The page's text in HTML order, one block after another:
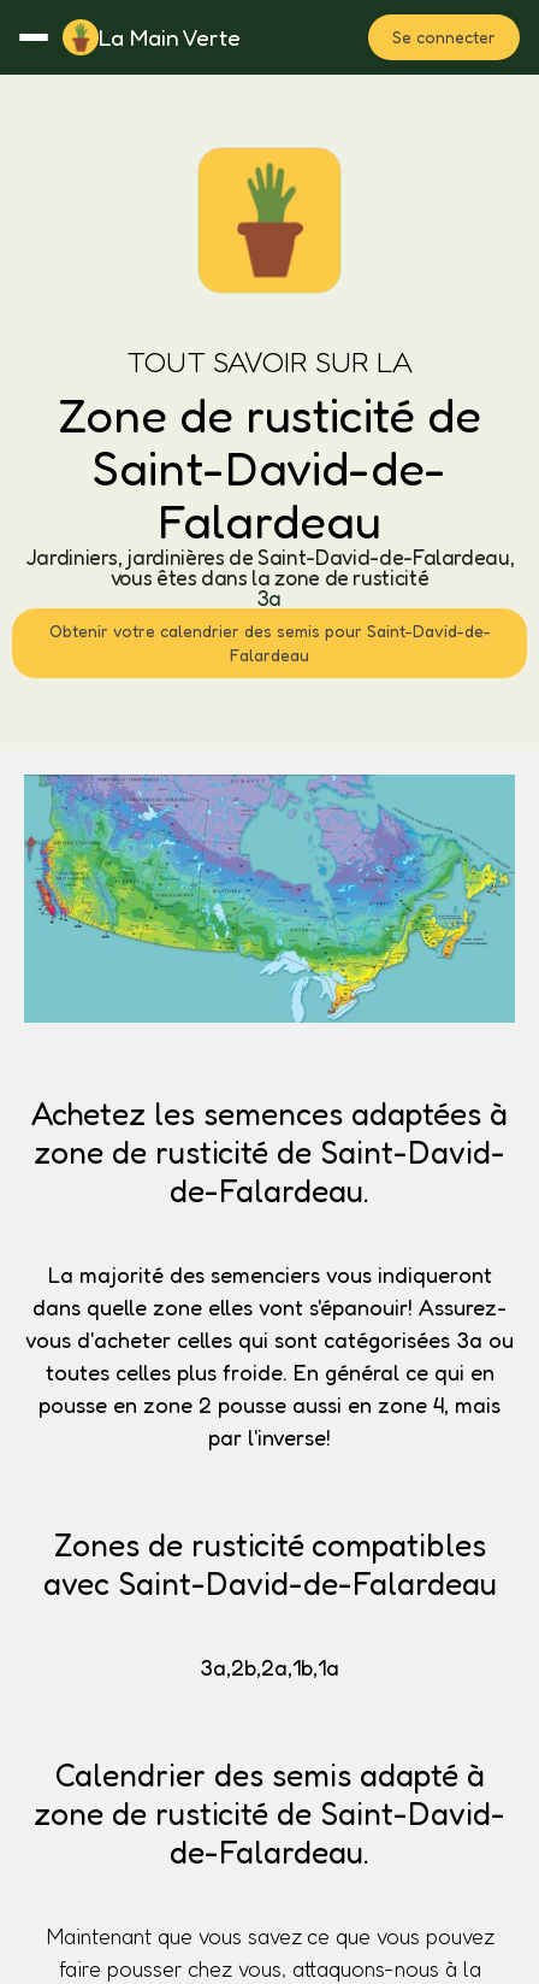
La Main Verte Se connecter
Notes Fertilisation
TOUT SAVOIR SUR LA
Zone de rusticité de
Saint-David-de-
Falardeau
Jardiniers, jardinières de Saint-David-de-Falardeau,
vous êtes dans la zone de rusticité
3a
Obtenir votre calendrier des semis pour Saint-David-de-
Falardeau
Achetez les semences adaptées à
zone de rusticité de Saint-David-
de-Falardeau.
La majorité des semenciers vous indiqueront
dans quelle zone elles vont s'épanouir! Assurez-
vous d'acheter celles qui sont catégorisées 3a ou
toutes celles plus froide. En général ce qui en
pousse en zone 2 pousse aussi en zone 4, mais
par l'inverse!
Zones de rusticité compatibles
avec Saint-David-de-Falardeau
3a,2b,2a,1b,1a
Calendrier des semis adapté à
zone de rusticité de Saint-David-
de-Falardeau.
Maintenant que vous savez ce que vous pouvez
faire pousser chez vous, attaquons-nous à la